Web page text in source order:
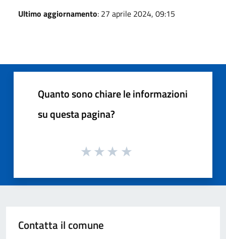
Ultimo aggiornamento: 27 aprile 2024, 09:15
Quanto sono chiare le informazioni
su questa pagina?
Contatta il comune